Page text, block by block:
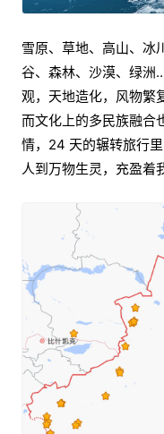
雪原、草地、高山、冰
谷、森林、沙漠、绿
观，天地造化，风物繁
而文化上的多民族融合
情，24 天的辗转旅行
人到万物生灵，充盈着